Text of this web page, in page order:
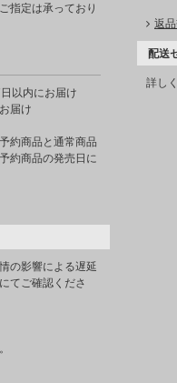
指定は承っており
以内にお届け
届け
約商品と通常商品
約商品の発売日に
の影響による遅延
てご確認くださ
返
配送
詳し